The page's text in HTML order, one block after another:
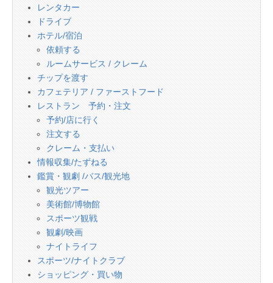
レンタカー
ドライブ
ホテル/宿泊
依頼する
ルームサービス / クレーム
チップを渡す
カフェテリア / ファーストフード
レストラン 予約・注文
予約/店に行く
注文する
クレーム・支払い
情報収集/たずねる
鑑賞・観劇 /バス/観光地
観光ツアー
美術館/博物館
スポーツ観戦
観劇/映画
ナイトライフ
スポーツ/ナイトクラブ
ショッピング・買い物